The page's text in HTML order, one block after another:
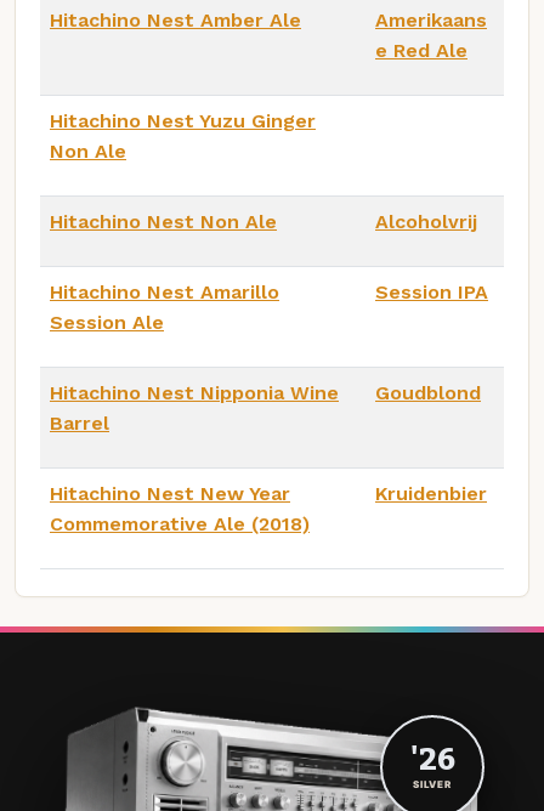
Hitachino Nest Amber Ale
Amerikaans
e Red Ale
Hitachino Nest Yuzu Ginger
Non Ale
Hitachino Nest Non Ale Alcoholvrij
Hitachino Nest Amarillo
Session Ale
Session IPA
Hitachino Nest Nipponia Wine
Barrel
Goudblond
Hitachino Nest New Year
Commemorative Ale (2018)
Kruidenbier
'26
SILVER